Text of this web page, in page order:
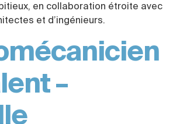
en collaboration étroite avec
et d’ingénieurs.
–